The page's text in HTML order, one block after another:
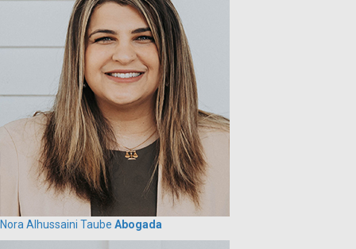
Nora Alhussaini Taube Abogada